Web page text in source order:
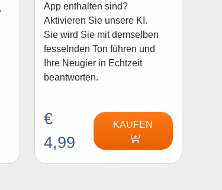
App enthalten sind?
Aktivieren Sie unsere KI.
Sie wird Sie mit demselben
fesselnden Ton führen und
Ihre Neugier in Echtzeit
beantworten.
€
4,99
KAUFEN